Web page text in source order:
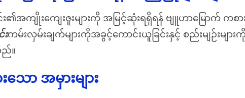
ျိုးကျေးဇူးများကို အမြင့်ဆုံးရရှိရန် ဗျူဟာမြောက် ကစ
းကမ်းလှမ်းချက်များကိုအခွင့်ကောင်းယူခြင်းနှင့် စည်းမျဉ်းမျာ
။
ော အမှားများ